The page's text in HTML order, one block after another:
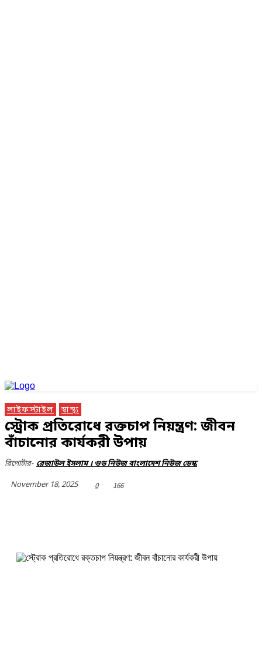
লাইফস্টাইল স্বাস্থ্য
স্ট্রোক প্রতিরোধে রক্তচাপ নিয়ন্ত্রণ: জীবন
বাঁচানোর কার্যকরী উপায়
রিপোর্টার- রেজাউল ইসলাম । গুড নিউজ বাংলাদেশ নিউজ ডেস্ক
November 18, 2025 0 166